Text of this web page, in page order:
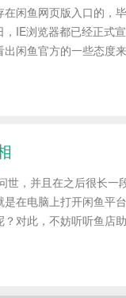
在闲鱼网页版入口的，
，IE浏览器都已经正式
出闲鱼官方的一些态度
世，并且在之后很长一
是在电脑上打开闲鱼平
？对此，不妨听听鱼店